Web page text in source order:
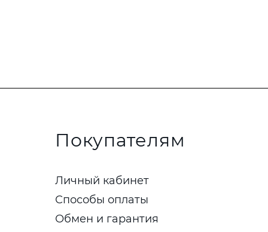
Покупателям
Личный кабинет
Способы оплаты
Обмен и гарантия